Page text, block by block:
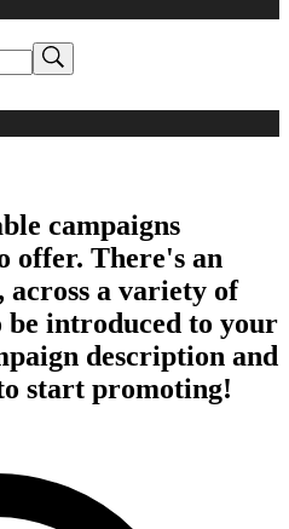
campaigns
offer. There's an
across a variety of
introduced to your
description and
start promoting!